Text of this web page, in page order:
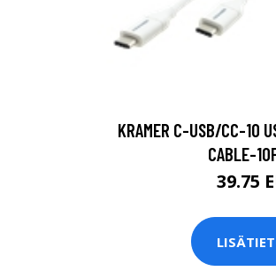
KRAMER C-USB/CC-10
CABLE-
39.75